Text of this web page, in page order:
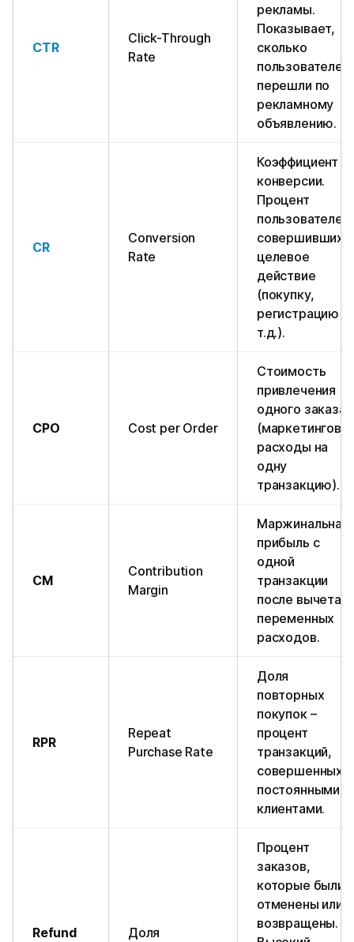
CTR
Click-Through
Rate
рекламы.
Показывает,
сколько
пользователей
перешли по
рекламному
объявлению.
CR
Conversion
Rate
Коэффициент
конверсии.
Процент
пользователей,
совершивших
целевое
действие
(покупку,
регистрацию и
т.д.).
CPO Cost per Order
Стоимость
привлечения
одного заказа
расходы на
одну
транзакцию).
CM
Contribution
Margin
Маржинальная
прибыль с
одной
транзакции
после вычета
переменных
расходов.
RPR
Repeat
Purchase Rate
Доля
повторных
покупок –
процент
транзакций,
совершенных
постоянными
клиентами.
Refund Доля
Процент
заказов,
которые были
отменены или
возвращены.